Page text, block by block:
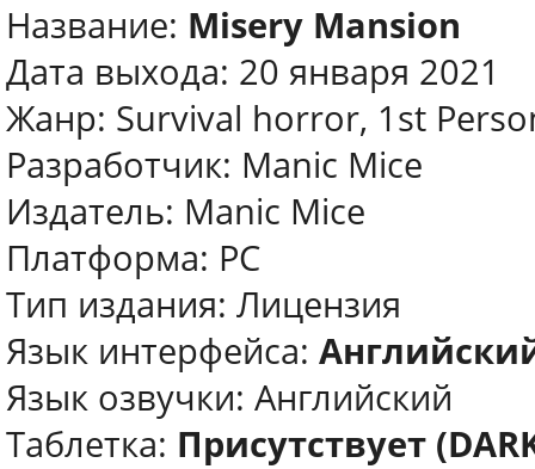
Название: Misery Mansion
Дата выхода: 20 января 2021
Жанр: Survival horror, 1st
Разработчик: Manic Mice
Издатель: Manic Mice
Платформа: PC
Тип издания: Лицензия
Язык интерфейса:
Язык озвучки: Английский
Таблетка: Присутствует